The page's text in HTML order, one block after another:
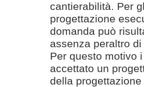
cantierabilità. Per
progettazione
domanda può
assenza peraltro
Per questo motivo
accettato un
della